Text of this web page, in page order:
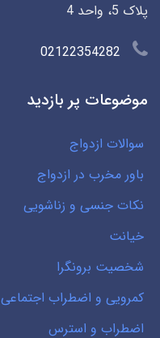
پلاک 5، واحد 4
02122354282
موضوعات پر بازدید
سوالات ازدواج
باور مخرب در ازدواج
نکات جنسی و زناشویی
خیانت
شخصیت برونگرا
کمرویی و اضطراب اجتماعی
اضطراب و استرس